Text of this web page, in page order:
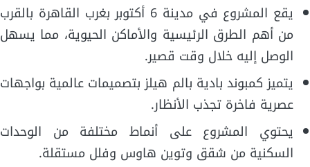
يقع المشروع في مدينة 6 أكتوبر بغرب القاهرة بالقرب
من أهم الطرق الرئيسية والأماكن الحيوية، مما يسهل
الوصل إليه خلال وقت قصير.
يتميز كمبوند بادية بالم هيلز بتصميمات عالمية بواجهات
عصرية فاخرة تجذب الأنظار.
يحتوي المشروع على أنماط مختلفة من الوحدات
السكنية من شقق وتوين هاوس وفلل مستقلة.